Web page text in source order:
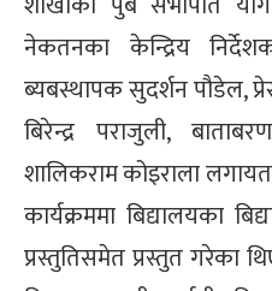
नेकतनका केन्द्रिय
ब्यबस्थापक सुदर्शन पौडेल,
बिरेन्द्र पराजुली,
शालिकराम कोइराला
कार्यक्रममा बिद्यालयका
प्रस्तुतिसमेत प्रस्तुत गरेका